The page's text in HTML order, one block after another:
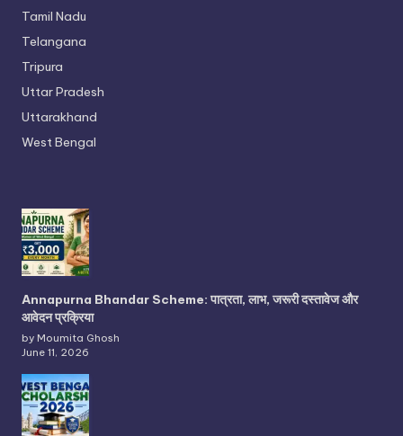
Tamil Nadu
Telangana
Tripura
Uttar Pradesh
Uttarakhand
West Bengal
Annapurna Bhandar Scheme: पात्रता, लाभ, जरूरी दस्तावेज और
आवेदन प्रक्रिया
by Moumita Ghosh
June 11, 2026